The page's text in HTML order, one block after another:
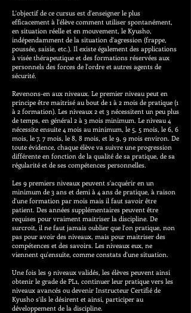
L'objectif de ce cursus est d'enseigner le plus
efficacement à l'élève comment utiliser spontanément,
en situation réelle et en mouvement, le Kyusho,
indépendamment de la situation d'agression (frappe,
poussée, saisie, etc.). Il existe également des applications
à visée thérapeutique et des formations réservées aux
personnels des forces de l'ordre et autres agents de
sécurité.
Revenons-en aux niveaux. Le premier niveau peut en
principe être maitrisé au bout de 1 à 2 mois de pratique (1
à 2 formation). Les niveaux 2 et 3 nécessitent un peu plus
de temps, en général 2 à 3 mois minimum. Le niveau 4
nécessite ensuite 4 mois au minimum, le 5, 5 mois, le 6, 6
mois, le 7, 7 mois, le 8, 8 mois, et le 9, 9 mois environ. De
toute évidence, chaque élève va suivre une progression
différente en fonction de la qualité de sa pratique, de sa
régularité et de ses compétences personnelles.
Les 9 premiers niveaux peuvent s'acquérir en un
minimum de 3 ans et demi à 4 ans de pratique, à raison
d'une formation par mois mais il faut savoir être
patient. Des années supplémentaires peuvent être
requises pour vraiment maitriser la discipline. De
surcroit, il ne faut jamais oublier que l'on pratique, non
pas pour avoir des niveaux, mais pour maitriser des
compétences et des savoirs. Les niveaux eux, ne
viennent qu'ensuite, comme constats d'une situation.
Une fois les 9 niveaux validés, les élèves peuvent ainsi
obtenir le grade de PL1, continuer leur pratique vers les
niveaux avancés ou devenir Instructeur Certifié de
Kyusho s'ils le désirent et ainsi, participer au
développement de la discipline.